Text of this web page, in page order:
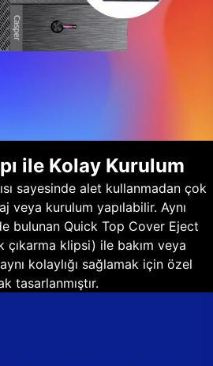
ile Kolay Kurulum
sayesinde alet kullanmadan çok
veya kurulum yapılabilir. Aynı
bulunan Quick Top Cover Eject
çıkarma klipsi) ile bakım veya
kolaylığı sağlamak için özel
tasarlanmıştır.